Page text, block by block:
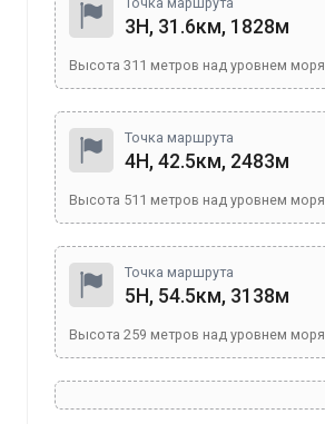
3Н, 31.6км, 1828м
Высота 311 метров над уровнем моря
Точка маршрута
4Н, 42.5км, 2483м
Высота 511 метров над уровнем моря
Точка маршрута
5Н, 54.5км, 3138м
Высота 259 метров над уровнем моря